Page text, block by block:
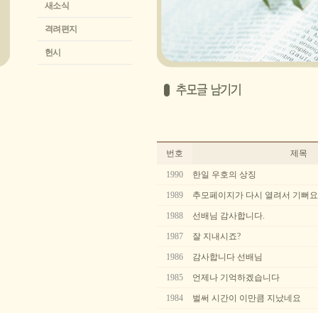
새소식
격려편지
헌시
번호 제목
1990 한일 우호의 상징
1989 추모페이지가 다시 열려서 기뻐
1988 선배님 감사합니다.
1987 잘 지내시죠?
1986 감사합니다 선배님
1985 언제나 기억하겠습니다
1984 벌써 시간이 이만큼 지났네요